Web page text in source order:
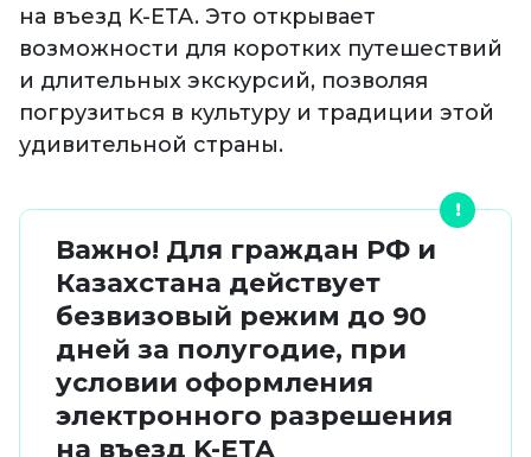
на въезд K-ETA. Это открывает
возможности для коротких путешествий
и длительных экскурсий, позволяя
погрузиться в культуру и традиции этой
удивительной страны.
Важно! Для граждан РФ и
Казахстана действует
безвизовый режим до 90
дней за полугодие, при
условии оформления
электронного разрешения
на въезд K-ETA